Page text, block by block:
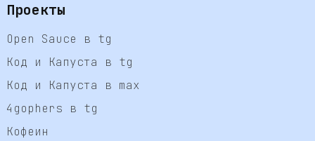
Проекты
Open Sauce в tg
Код и Капуста в tg
Код и Капуста в max
4gophers в tg
Кофеин